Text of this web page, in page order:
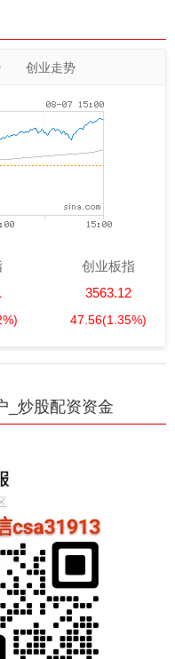
创业走势
创业板指
3563.12
47.56(1.35%)
_炒股配资资金